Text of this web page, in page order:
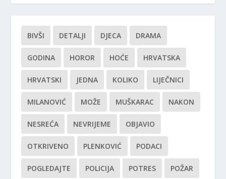
BIVŠI DETALJI DJECA DRAMA
GODINA HOROR HOĆE HRVATSKA
HRVATSKI JEDNA KOLIKO LIJEČNICI
MILANOVIĆ MOŽE MUŠKARAC NAKON
NESREĆA NEVRIJEME OBJAVIO
OTKRIVENO PLENKOVIĆ PODACI
POGLEDAJTE POLICIJA POTRES POŽAR